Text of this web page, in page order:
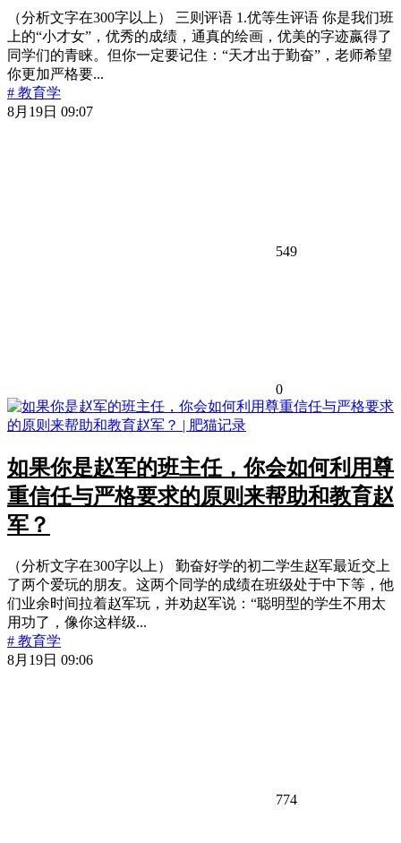
（分析文字在300字以上） 三则评语 1.优等生评语 你是我们班
上的“小才女”，优秀的成绩，通真的绘画，优美的字迹嬴得了
同学们的青睐。但你一定要记住：“天才出于勤奋”，老师希望
你更加严格要...
# 教育学
8月19日 09:07
549
0
如果你是赵军的班主任，你会如何利用尊
重信任与严格要求的原则来帮助和教育赵
军？
（分析文字在300字以上） 勤奋好学的初二学生赵军最近交上
了两个爱玩的朋友。这两个同学的成绩在班级处于中下等，他
们业余时间拉着赵军玩，并劝赵军说：“聪明型的学生不用太
用功了，像你这样级...
# 教育学
8月19日 09:06
774